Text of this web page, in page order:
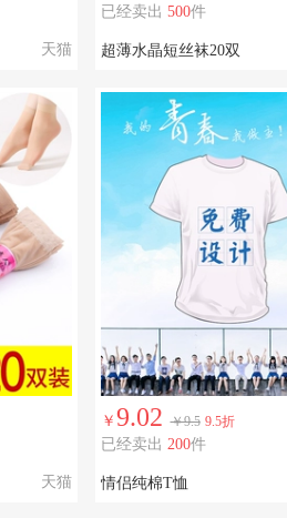
天猫
已经卖出 500件
超薄水晶短丝袜20双
天猫
￥ 9.02 ￥9.5 9.5折
已经卖出 200件
情侣纯棉T恤